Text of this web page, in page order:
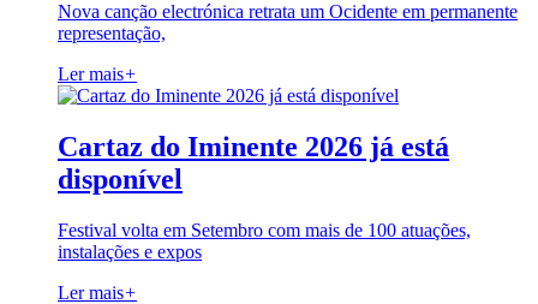
Nova canção electrónica retrata um Ocidente em permanente
representação,
Ler mais+
Cartaz do Iminente 2026 já está
disponível
Festival volta em Setembro com mais de 100 atuações,
instalações e expos
Ler mais+